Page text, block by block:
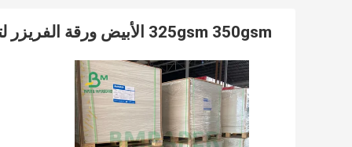
325gsm 350gsm الأبيض ورقة الفريزر لتغليف المواد الغذائية المجمدة 37 "X 25" السائبة